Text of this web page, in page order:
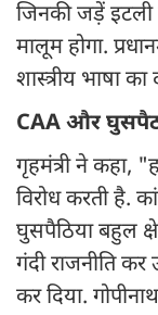
जिनकी जड़ें इटली
मालूम होगा.
शास्त्रीय भाषा
CAA और घुसपैठ
गृहमंत्री ने कहा,
विरोध करती है.
घुसपैठिया बहुल
गंदी राजनीति
कर दिया.